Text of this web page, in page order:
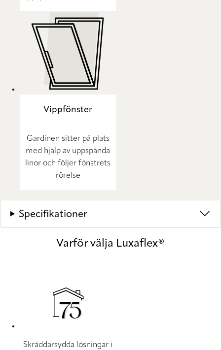
Vippfönster
Gardinen sitter på plats
med hjälp av uppspända
linor och följer fönstrets
rörelse
Specifikationer
Varför välja Luxaflex®
Skräddarsydda lösningar i